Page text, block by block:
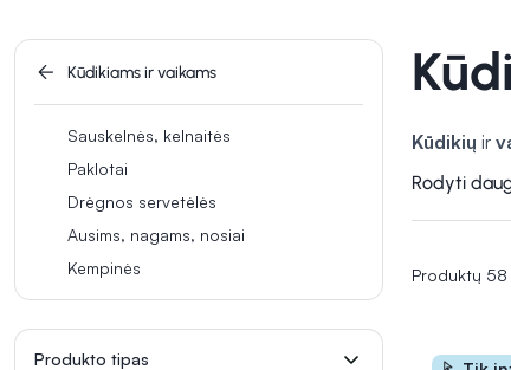
Kūdikiams ir vaikams
Sauskelnės, kelnaitės
Paklotai
Drėgnos servetėlės
Ausims, nagams, nosiai
Kempinės
Produkto tipas
Kūdikių ir
Drėgnos
juos
Rodyti
Produktų 58